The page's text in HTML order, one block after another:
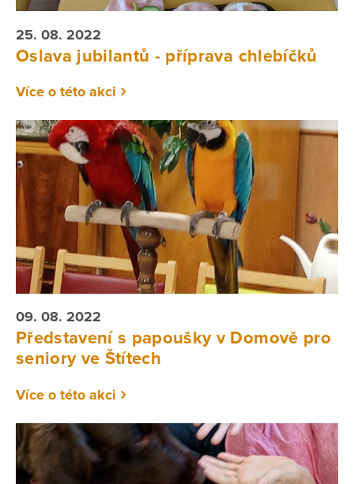
25. 08. 2022
Oslava jubilantů - příprava chlebíčků
Více o této akci
09. 08. 2022
Představení s papoušky v Domově pro
seniory ve Štítech
Více o této akci